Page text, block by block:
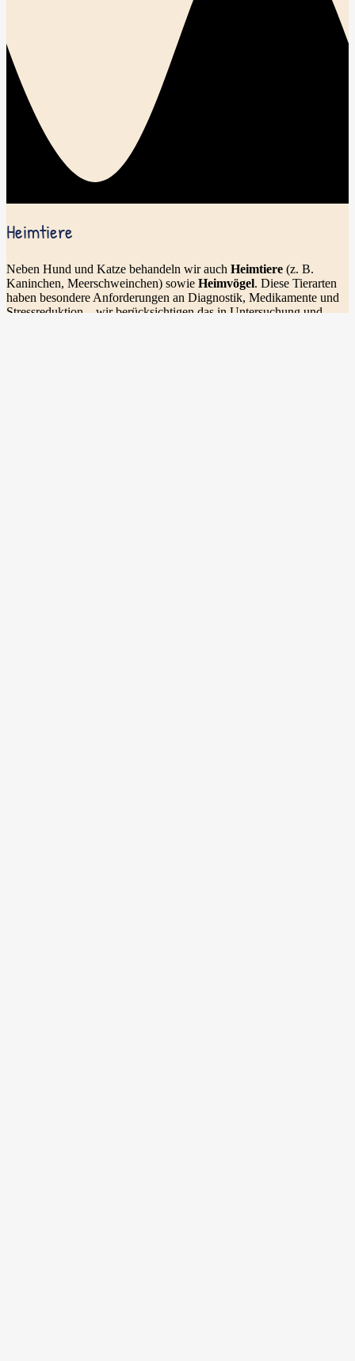
Heimtiere
Neben Hund und Katze behandeln wir auch Heimtiere (z. B.
Kaninchen, Meerschweinchen) sowie Heimvögel. Diese Tierarten
haben besondere Anforderungen an Diagnostik, Medikamente und
Stressreduktion – wir berücksichtigen das in Untersuchung und